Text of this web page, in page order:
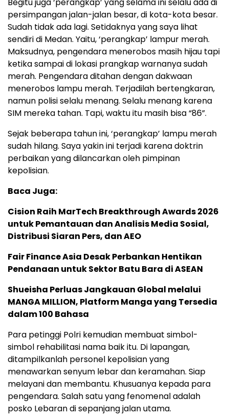
Begitu juga ‘perangkap’ yang selama ini selalu ada di
persimpangan jalan-jalan besar, di kota-kota besar.
Sudah tidak ada lagi. Setidaknya yang saya lihat
sendiri di Medan. Yaitu, ‘perangkap’ lampur merah.
Maksudnya, pengendara menerobos masih hijau tapi
ketika sampai di lokasi prangkap warnanya sudah
merah. Pengendara ditahan dengan dakwaan
menerobos lampu merah. Terjadilah bertengkaran,
namun polisi selalu menang. Selalu menang karena
SIM mereka tahan. Tapi, waktu itu masih bisa “86”.
Sejak beberapa tahun ini, ‘perangkap’ lampu merah
sudah hilang. Saya yakin ini terjadi karena doktrin
perbaikan yang dilancarkan oleh pimpinan
kepolisian.
Baca Juga:
Cision Raih MarTech Breakthrough Awards 2026
untuk Pemantauan dan Analisis Media Sosial,
Distribusi Siaran Pers, dan AEO
Fair Finance Asia Desak Perbankan Hentikan
Pendanaan untuk Sektor Batu Bara di ASEAN
Shueisha Perluas Jangkauan Global melalui
MANGA MILLION, Platform Manga yang Tersedia
dalam 100 Bahasa
Para petinggi Polri kemudian membuat simbol-
simbol rehabilitasi nama baik itu. Di lapangan,
ditampilkanlah personel kepolisian yang
menawarkan senyum lebar dan keramahan. Siap
melayani dan membantu. Khusuanya kepada para
pengendara. Salah satu yang fenomenal adalah
posko Lebaran di sepanjang jalan utama.